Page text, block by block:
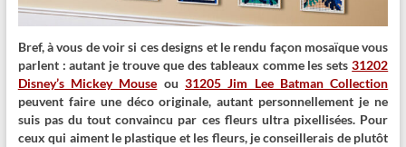
Bref, à vous de voir si ces designs et le rendu façon mosaïque vous
parlent : autant je trouve que des tableaux comme les sets31202
Disney’s Mickey Mouse ou 31205 Jim Lee Batman Collection
peuvent faire une déco originale, autant personnellement je ne
suis pas du tout convaincu par ces fleurs ultra pixellisées. Pour
ceux qui aiment le plastique et les fleurs, je conseillerais de plutôt